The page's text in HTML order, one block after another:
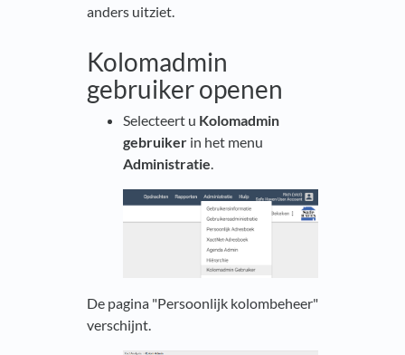
anders uitziet.
Kolomadmin
gebruiker openen
Selecteert u Kolomadmin
gebruiker in het menu
Administratie.
De pagina "Persoonlijk kolombeheer"
verschijnt.